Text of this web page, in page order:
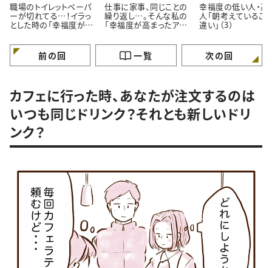
職場のトイレットペーパ
ーが切れてる…！イラっ
とした時の「幸福度が高
仕事に家事、同じことの
繰り返し…。そんな私の
「幸福度が高まったアイ
幸福度の低い人・高
人「朝考えているこ
違い」（3）
前の回 一覧 次の回
カフェに行った時、あなたが注文するのは
いつも同じドリンク？それとも新しいドリ
ンク？